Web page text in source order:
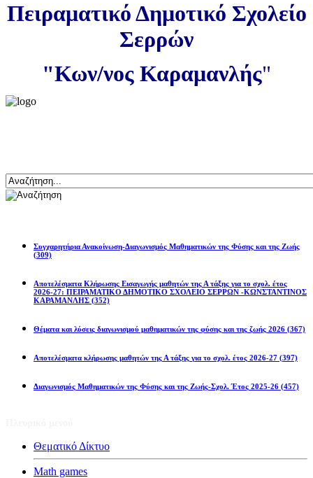
Πειραματικό Δημοτικό Σχολείο
Σερρών
"Κων/νος Καραμανλής"
Συγχαρητήρια Ανακοίνωση-Διαγωνισμός Μαθηματικών της Φύσης και της Ζωής
(309)
Αποτελέσματα Κλήρωσης Εισαγωγής μαθητών της Α τάξης για το σχολ. έτος
2026-27: ΠΕΙΡΑΜΑΤΙΚΟ ΔΗΜΟΤΙΚΟ ΣΧΟΛΕΙΟ ΣΕΡΡΩΝ -ΚΩΝΣΤΑΝΤΙΝΟΣ
ΚΑΡΑΜΑΝΛΗΣ (352)
Θέματα και λύσεις διαγωνισμού μαθηματικών της φύσης και της ζωής 2026 (367)
Αποτελέσματα κλήρωσης μαθητών της Α τάξης για το σχολ. έτος 2026-27 (397)
Διαγωνισμός Μαθηματικών της Φύσης και της Ζωής-Σχολ. Έτος 2025-26 (457)
Θεματικό Δίκτυο
Math games